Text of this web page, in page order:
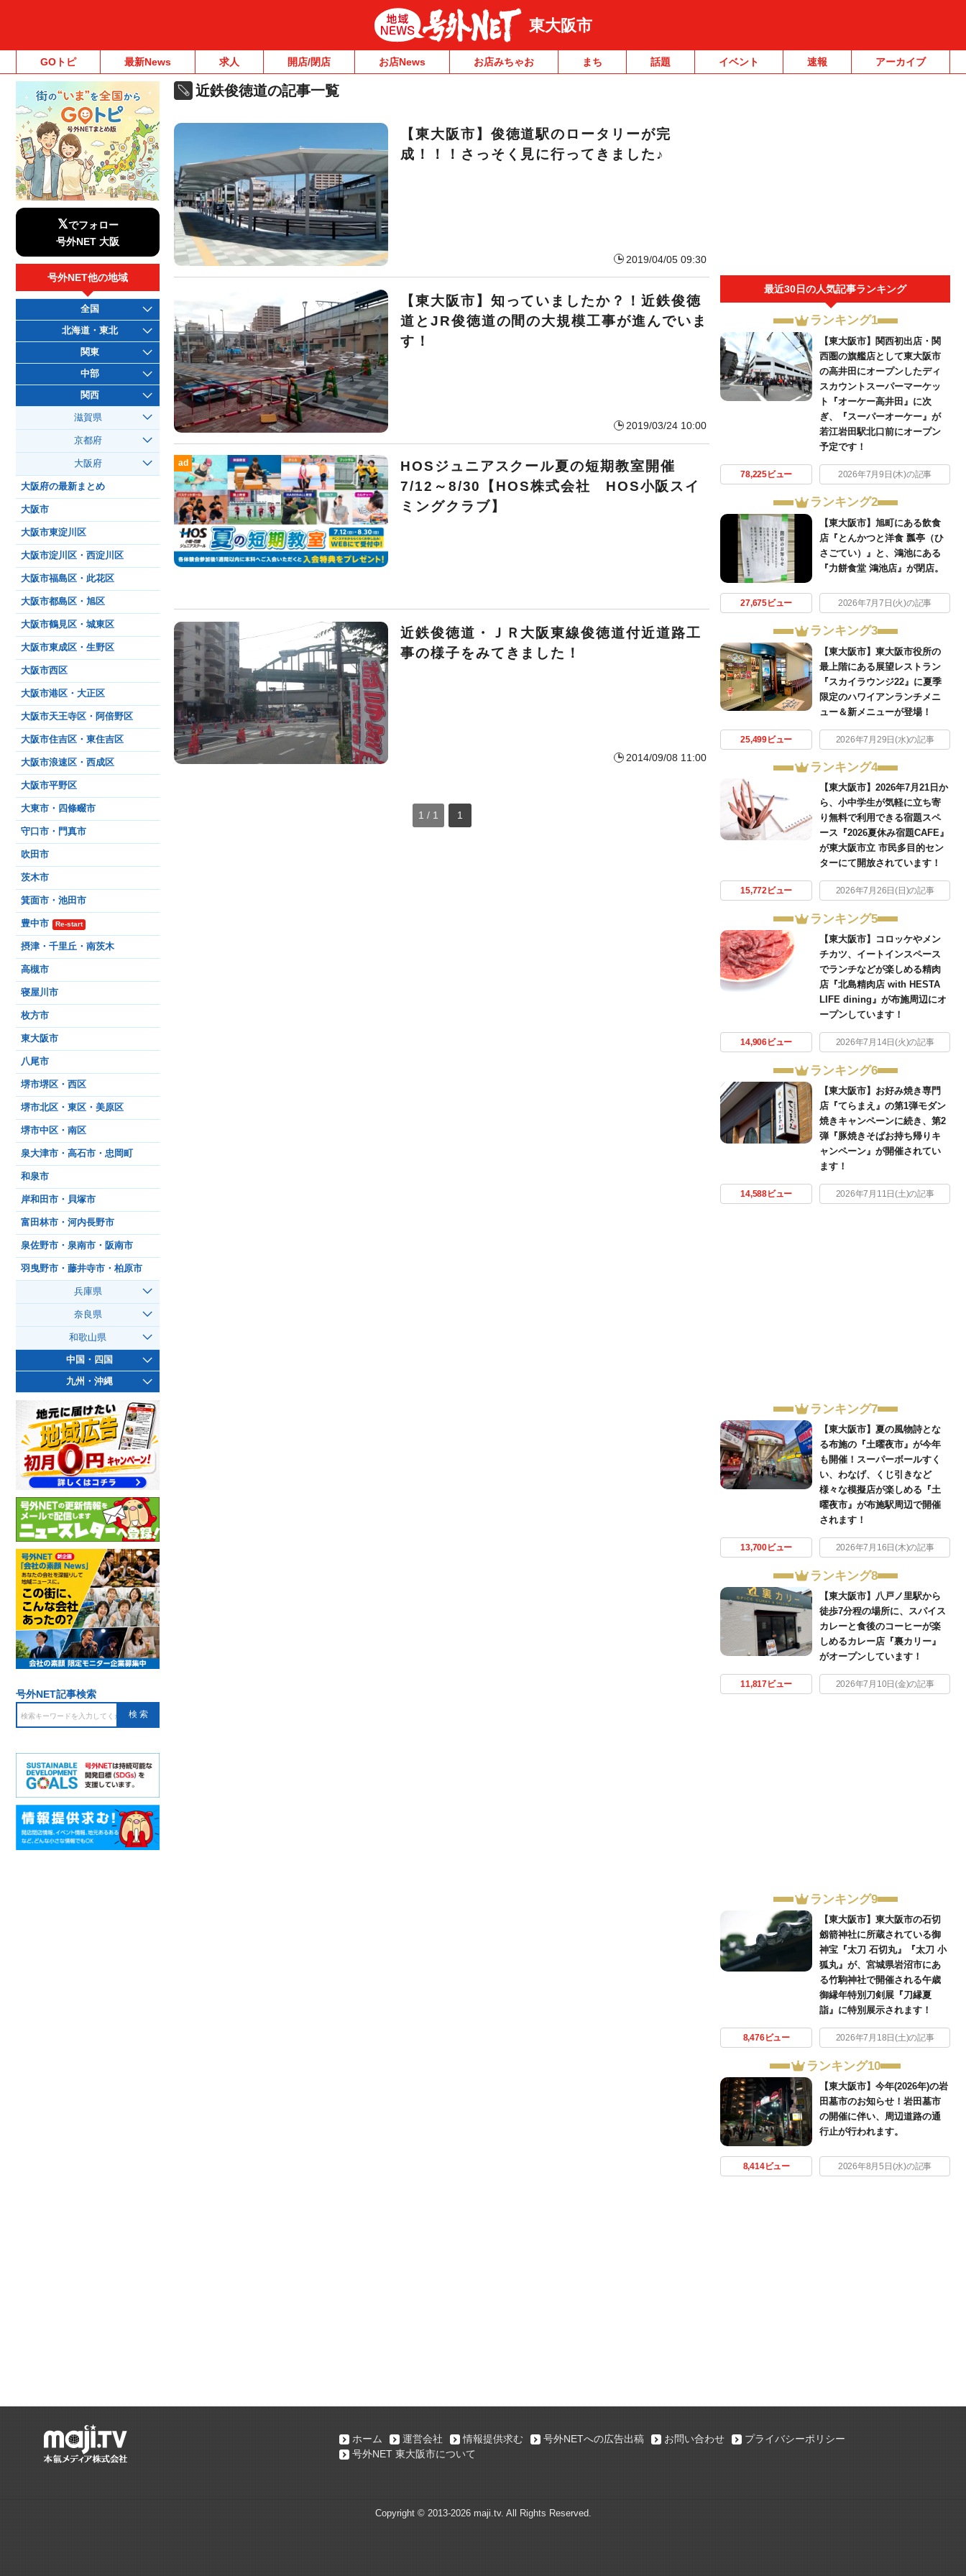
東大阪市
GOトピ 最新News 求人 開店/閉店 お店News お店みちゃお まち 話題 イベント 速報 アーカイブ
近鉄俊徳道の記事一覧
【東大阪市】俊徳道駅のロータリーが完
成！！！さっそく見に行ってきました♪
2019/04/05 09:30
【東大阪市】知っていましたか？！近鉄俊徳
道とJR俊徳道の間の大規模工事が進んでいま
す！
2019/03/24 10:00
ad
HOSジュニアスクール夏の短期教室開催
7/12～8/30【HOS株式会社 HOS小阪スイ
ミングクラブ】
近鉄俊徳道・ＪＲ大阪東線俊徳道付近道路工
事の様子をみてきました！
2014/09/08 11:00
1 / 1 1
最近30日の人気記事ランキング
ランキング1
【東大阪市】関西初出店・関
西圏の旗艦店として東大阪市
の高井田にオープンしたディ
スカウントスーパーマーケッ
ト『オーケー高井田』に次
ぎ、『スーパーオーケー』が
若江岩田駅北口前にオープン
予定です！
78,225ビュー 2026年7月9日(木)の記事
ランキング2
【東大阪市】旭町にある飲食
店『とんかつと洋食 瓢亭（ひ
さごてい）』と、鴻池にある
『力餅食堂 鴻池店』が閉店。
27,675ビュー 2026年7月7日(火)の記事
ランキング3
【東大阪市】東大阪市役所の
最上階にある展望レストラン
『スカイラウンジ22』に夏季
限定のハワイアンランチメニ
ュー＆新メニューが登場！
25,499ビュー 2026年7月29日(水)の記事
ランキング4
【東大阪市】2026年7月21日か
ら、小中学生が気軽に立ち寄
り無料で利用できる宿題スペ
ース『2026夏休み宿題CAFE』
が東大阪市立 市民多目的セン
ターにて開放されています！
15,772ビュー 2026年7月26日(日)の記事
ランキング5
【東大阪市】コロッケやメン
チカツ、イートインスペース
でランチなどが楽しめる精肉
店『北島精肉店 with HESTA
LIFE dining』が布施周辺にオ
ープンしています！
14,906ビュー 2026年7月14日(火)の記事
ランキング6
【東大阪市】お好み焼き専門
店『てらまえ』の第1弾モダン
焼きキャンペーンに続き、第2
弾『豚焼きそばお持ち帰りキ
ャンペーン』が開催されてい
ます！
14,588ビュー 2026年7月11日(土)の記事
ランキング7
【東大阪市】夏の風物詩とな
る布施の『土曜夜市』が今年
も開催！スーパーボールすく
い、わなげ、くじ引きなど
様々な模擬店が楽しめる『土
曜夜市』が布施駅周辺で開催
されます！
13,700ビュー 2026年7月16日(木)の記事
ランキング8
【東大阪市】八戸ノ里駅から
徒歩7分程の場所に、スパイス
カレーと食後のコーヒーが楽
しめるカレー店『裏カリー』
がオープンしています！
11,817ビュー 2026年7月10日(金)の記事
ランキング9
【東大阪市】東大阪市の石切
劔箭神社に所蔵されている御
神宝『太刀 石切丸』『太刀 小
狐丸』が、宮城県岩沼市にあ
る竹駒神社で開催される午歳
御縁年特別刀剣展『刀縁夏
詣』に特別展示されます！
8,476ビュー 2026年7月18日(土)の記事
ランキング10
【東大阪市】今年(2026年)の岩
田墓市のお知らせ！岩田墓市
の開催に伴い、周辺道路の通
行止が行われます。
8,414ビュー 2026年8月5日(水)の記事
𝕏でフォロー
号外NET 大阪
号外NET他の地域
全国
北海道・東北
関東
中部
関西
滋賀県
京都府
大阪府
大阪府の最新まとめ
大阪市
大阪市東淀川区
大阪市淀川区・西淀川区
大阪市福島区・此花区
大阪市都島区・旭区
大阪市鶴見区・城東区
大阪市東成区・生野区
大阪市西区
大阪市港区・大正区
大阪市天王寺区・阿倍野区
大阪市住吉区・東住吉区
大阪市浪速区・西成区
大阪市平野区
大東市・四條畷市
守口市・門真市
吹田市
茨木市
箕面市・池田市
豊中市 Re-start
摂津・千里丘・南茨木
高槻市
寝屋川市
枚方市
東大阪市
八尾市
堺市堺区・西区
堺市北区・東区・美原区
堺市中区・南区
泉大津市・高石市・忠岡町
和泉市
岸和田市・貝塚市
富田林市・河内長野市
泉佐野市・泉南市・阪南市
羽曳野市・藤井寺市・柏原市
兵庫県
奈良県
和歌山県
中国・四国
九州・沖縄
号外NET記事検索
ホーム 運営会社 情報提供求む 号外NETへの広告出稿 お問い合わせ
プライバシーポリシー
号外NET 東大阪市について
Copyright © 2013-2026 maji.tv. All Rights Reserved.